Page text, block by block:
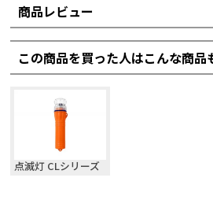
商品レビュー
この商品を買った人はこんな商品
点滅灯 CLシリーズ